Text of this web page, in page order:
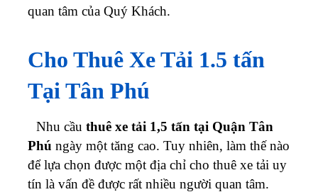
quan tâm của Quý Khách.
Cho Thuê Xe Tải 1.5 tấn
Tại Tân Phú
Nhu cầu thuê xe tải 1,5 tấn tại Quận Tân
Phú ngày một tăng cao. Tuy nhiên, làm thế nào
để lựa chọn được một địa chỉ cho thuê xe tải uy
tín là vấn đề được rất nhiều người quan tâm.